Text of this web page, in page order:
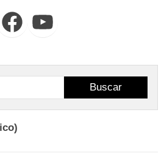
FacebookYouTube
Buscar